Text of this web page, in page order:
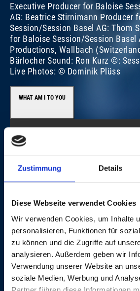
Zustimmung Details
Diese Webseite verwendet Cookies
Wir verwenden Cookies, um Inhalte
personalisieren, Funktionen für
zu können und die Zugriffe auf
analysieren. Außerdem geben wir
Verwendung unserer Website an
soziale Medien, Werbung und
Executive Producer for Baloise
AG: Beatrice Stirnimann Producer
Session/Session Basel AG: Thom
for Baloise Session/Session Basel
Productions, Wallbach
Bärlocher Sound: Ron Kurz ©:
Live Photos: © Dominik Plüss
WHAT AM I TO YOU
IMAGE GALLERY